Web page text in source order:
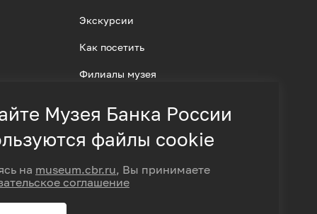
Экскурсии
Как посетить
Филиалы музея
Музея Банка России
файлы cookie
на museum.cbr.ru, Вы принимаете
соглашение